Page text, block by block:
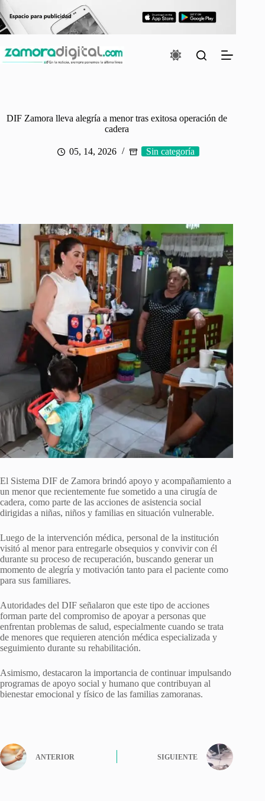
al
contenido
DIF Zamora lleva alegría a menor tras exitosa operación de
cadera
05, 14, 2026 Sin categoría
El Sistema DIF de Zamora brindó apoyo y acompañamiento a
un menor que recientemente fue sometido a una cirugía de
cadera, como parte de las acciones de asistencia social
dirigidas a niñas, niños y familias en situación vulnerable.
Luego de la intervención médica, personal de la institución
visitó al menor para entregarle obsequios y convivir con él
durante su proceso de recuperación, buscando generar un
momento de alegría y motivación tanto para el paciente como
para sus familiares.
Autoridades del DIF señalaron que este tipo de acciones
forman parte del compromiso de apoyar a personas que
enfrentan problemas de salud, especialmente cuando se trata
de menores que requieren atención médica especializada y
seguimiento durante su rehabilitación.
Asimismo, destacaron la importancia de continuar impulsando
programas de apoyo social y humano que contribuyan al
bienestar emocional y físico de las familias zamoranas.
ANTERIOR SIGUIENTE